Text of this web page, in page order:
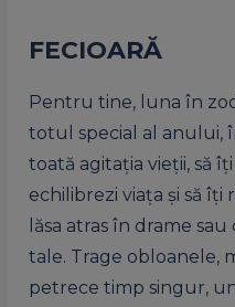
FECIOARĂ
Pentru tine, luna în
totul special al anului,
toată agitația vieții, să
echilibrezi viața și să
lăsa atras în drame
tale. Trage obloanele,
petrece timp singur,